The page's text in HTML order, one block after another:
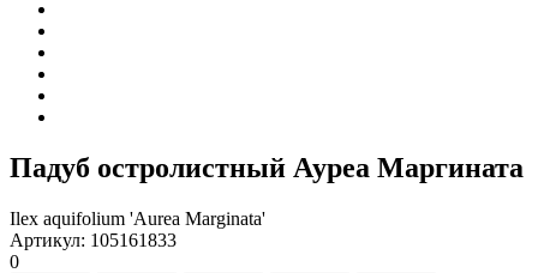
Падуб остролистный Ауреа Маргината
Ilex aquifolium 'Aurea Marginata'
Артикул: 105161833
0